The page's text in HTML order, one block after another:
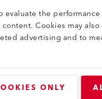
the
Cookies may
advertising and to
ONLY